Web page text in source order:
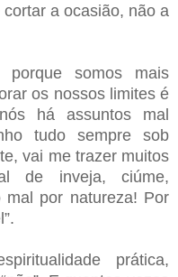
a ocasião, não a
porque somos mais
os nossos limites é
há assuntos mal
tudo sempre sob
vai me trazer muitos
de inveja, ciúme,
mal por natureza! Por
prática,